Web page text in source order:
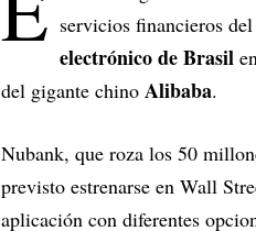
servicios financieros
electrónico de Brasil
del gigante chino Alibaba.
Nubank, que roza los 50
previsto estrenarse en Wall
aplicación con diferentes